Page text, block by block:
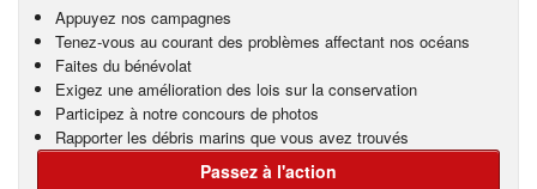
Appuyez nos campagnes
Tenez-vous au courant des problèmes affectant nos océans
Faites du bénévolat
Exigez une amélioration des lois sur la conservation
Participez à notre concours de photos
Rapporter les débris marins que vous avez trouvés
Passez à l'action